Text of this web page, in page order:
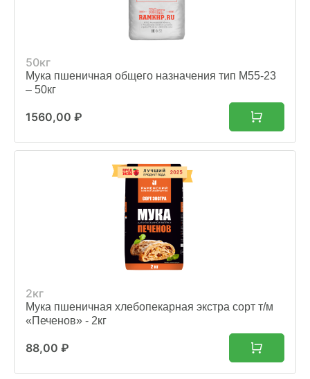
50кг
Мука пшеничная общего назначения тип М55-23
– 50кг
1560,00 ₽
2кг
Мука пшеничная хлебопекарная экстра сорт т/м
«Печенов» - 2кг
88,00 ₽